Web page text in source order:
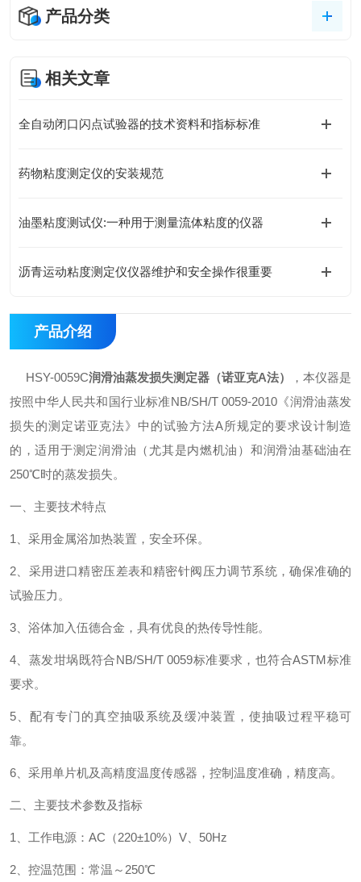
产品分类
相关文章
全自动闭口闪点试验器的技术资料和指标标准
药物粘度测定仪的安装规范
油墨粘度测试仪:一种用于测量流体粘度的仪器
沥青运动粘度测定仪仪器维护和安全操作很重要
产品介绍
HSY-0059C润滑油蒸发损失测定器（诺亚克A法）
，本仪器是
按照中华人民共和国行业标准NB/SH/T 0059-2010《润滑油蒸发
损失的测定诺亚克法》中的试验方法A所规定的要求设计制造
的，适用于测定润滑油（尤其是内燃机油）和润滑油基础油在
250℃时的蒸发损失。
一、主要技术特点
1、采用金属浴加热装置，安全环保。
2、采用进口精密压差表和精密针阀压力调节系统，确保准确的
试验压力。
3、浴体加入伍德合金，具有优良的热传导性能。
4、蒸发坩埚既符合NB/SH/T 0059标准要求，也符合ASTM标准
要求。
5、配有专门的真空抽吸系统及缓冲装置，使抽吸过程平稳可
靠。
6、采用单片机及高精度温度传感器，控制温度准确，精度高。
二、主要技术参数及指标
1、工作电源：AC（220±10%）V、50Hz
2、控温范围：常温～250℃